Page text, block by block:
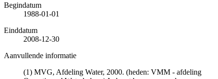
Begindatum
1988-01-01
Einddatum
2008-12-30
Aanvullende informatie
(1) MVG, Afdeling Water, 2000. (heden: VMM - afdeling